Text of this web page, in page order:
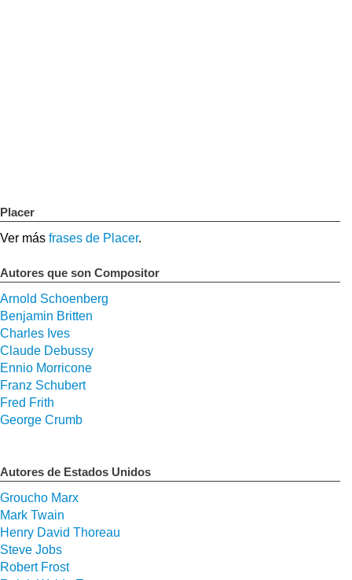
Placer
Ver más frases de Placer.
Autores que son Compositor
Arnold Schoenberg
Benjamin Britten
Charles Ives
Claude Debussy
Ennio Morricone
Franz Schubert
Fred Frith
George Crumb
Autores de Estados Unidos
Groucho Marx
Mark Twain
Henry David Thoreau
Steve Jobs
Robert Frost